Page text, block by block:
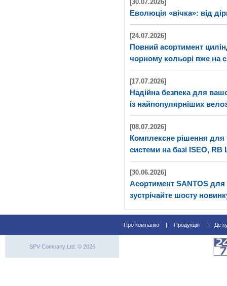
[30.07.2026]
Еволюція «вічка»: від
[24.07.2026]
Повний асортимент
чорному кольорі вже на
[17.07.2026]
Надійна безпека для
із найпопулярніших
[08.07.2026]
Комплексне рішення для
системи на базі ISEO, RB
[30.06.2026]
Асортимент SANTOS
зустрічайте шосту
Про компанію | Продукція | Де
SPV Company Ltd. © 2026